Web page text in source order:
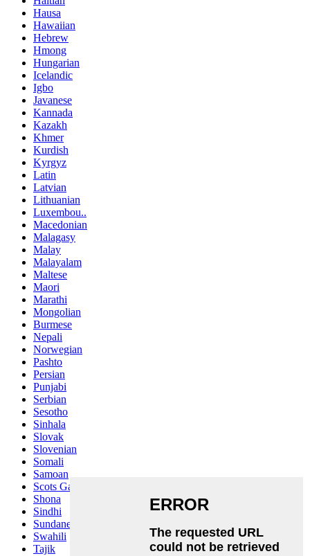
Hausa
Hawaiian
Hebrew
Hmong
Hungarian
Icelandic
Igbo
Javanese
Kannada
Kazakh
Khmer
Kurdish
Kyrgyz
Latin
Latvian
Lithuanian
Luxembou..
Macedonian
Malagasy
Malay
Malayalam
Maltese
Maori
Marathi
Mongolian
Burmese
Nepali
Norwegian
Pashto
Persian
Punjabi
Serbian
Sesotho
Sinhala
Slovak
Slovenian
Somali
Samoan
Scots Gaelic
Shona
Sindhi
Sundanese
Swahili
Tajik